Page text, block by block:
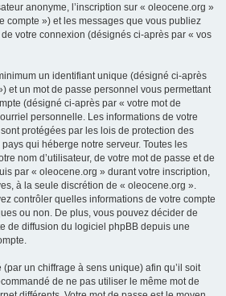
anonyme, l’inscription sur « oleocene.org »
compte ») et les messages que vous publiez
votre connexion (désignés ci-après par « vos
un identifiant unique (désigné ci-après
et un mot de passe personnel vous permettant
(désigné ci-après par « votre mot de
personnelle. Les informations de votre
protégées par les lois de protection des
qui héberge notre serveur. Toutes les
nom d’utilisateur, de votre mot de passe et de
par « oleocene.org » durant votre inscription,
à la seule discrétion de « oleocene.org ».
contrôler quelles informations de votre compte
ou non. De plus, vous pouvez décider de
de diffusion du logiciel phpBB depuis une
(par un chiffrage à sens unique) afin qu’il soit
de ne pas utiliser le même mot de